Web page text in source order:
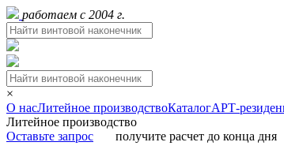
работаем с 2004 г.
×
О насЛитейное производствоКаталогАРТ-
Литейное производство
Оставьте запрос получите расчет до конца дня